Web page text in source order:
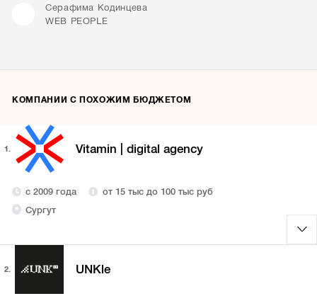
Серафима Кодинцева
WEB PEOPLE
КОМПАНИИ С ПОХОЖИМ БЮДЖЕТОМ
1. Vitamin | digital agency
с 2009 года
от 15 тыс до 100 тыс руб
Сургут
2. UNKle